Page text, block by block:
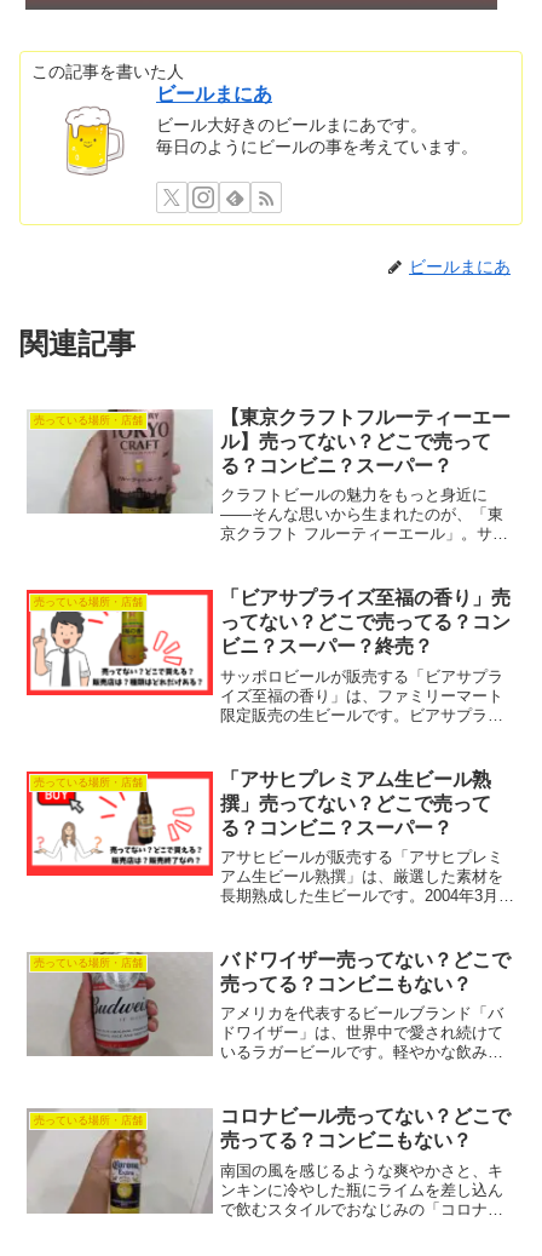
売？
この記事を書いた人
ビールまにあ
ビール大好きのビールまにあです。
毎日のようにビールの事を考えています。
ビールまにあ
関連記事
売っている場所・店舗
【東京クラフトフルーティーエー
ル】売ってない？どこで売って
る？コンビニ？スーパー？
クラフトビールの魅力をもっと身近に
――そんな思いから生まれたのが、「東
京クラフト フルーティーエール」。サン
いが特長で、クラフトビール初心者から
上級者まで幅広い層に支持...
売っている場所・店舗
「ビアサプライズ至福の香り」売
ってない？どこで売ってる？コン
ビニ？スーパー？終売？
サッポロビールが販売する「ビアサプラ
イズ至福の香り」は、ファミリーマート
限定販売の生ビールです。ビアサプライ
て、また2019年にシリーズ第5弾として同
名のビ...
売っている場所・店舗
「アサヒプレミアム生ビール熟
撰」売ってない？どこで売って
る？コンビニ？スーパー？
アサヒビールが販売する「アサヒプレミ
アム生ビール熟撰」は、厳選した素材を
長期熟成した生ビールです。2004年3月
ています。他のビールの約2.5倍もの期間
をかけて熟...
売っている場所・店舗
バドワイザー売ってない？どこで
売ってる？コンビニもない？
アメリカを代表するビールブランド「バ
ドワイザー」は、世界中で愛され続けて
いるラガービールです。軽やかな飲み口
す。日本国内でも年々ファンが増えてお
り、クラフトビールや高価...
売っている場所・店舗
コロナビール売ってない？どこで
売ってる？コンビニもない？
南国の風を感じるような爽やかさと、キ
ンキンに冷やした瓶にライムを差し込ん
で飲むスタイルでおなじみの「コロナビ